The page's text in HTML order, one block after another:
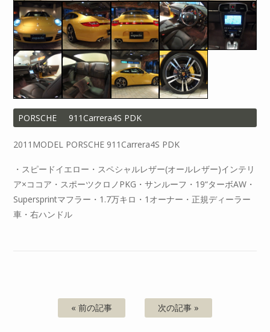
PORSCHE 911Carrera4S PDK
2011MODEL PORSCHE 911Carrera4S PDK
・スピードイエロー・スペシャルレザー(オールレザー)インテリ
ア×ココア・スポーツクロノPKG・サンルーフ・19“ターボAW・
Supersprintマフラー・1.7万キロ・1オーナー・正規ディーラー
車・右ハンドル
« 前の記事 次の記事 »